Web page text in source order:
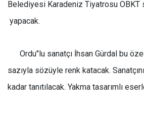
Belediyesi Karadeniz Tiyatrosu OBKT
yapacak.
Ordu"lu sanatçı İhsan Gürdal bu
sazıyla sözüyle renk katacak.
kadar tanıtılacak. Yakma tasarımlı